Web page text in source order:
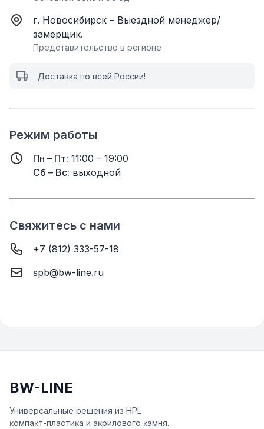
г. Новосибирск – Выездной менеджер/
замерщик.
Представительство в регионе
Доставка по всей России!
Режим работы
Пн – Пт: 11:00 – 19:00
Сб – Вс: выходной
Свяжитесь с нами
+7 (812) 333-57-18
spb@bw-line.ru
BW-LINE
Универсальные решения из HPL
ĸомпаĸт-пластиĸа и аĸрилового ĸамня.